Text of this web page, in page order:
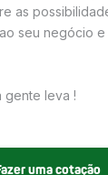
as
seu negócio
gente leva !
uma cotação